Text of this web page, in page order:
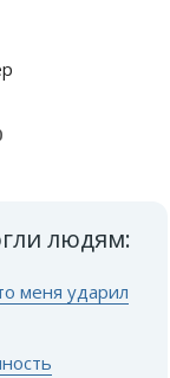
людям:
меня ударил